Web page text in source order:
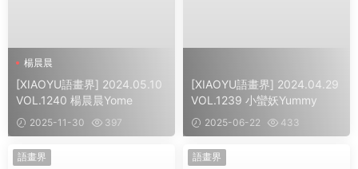
楊晨晨
[XIAOYU語畫界] 2024.05.10
VOL.1240 楊晨晨Yome
2025-11-30 397
[XIAOYU語畫界] 2024.04.29
VOL.1239 小蠻妖Yummy
2025-06-22 433
語畫界 語畫界